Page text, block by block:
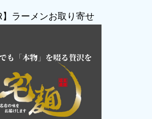
】ラーメンお取り寄せ